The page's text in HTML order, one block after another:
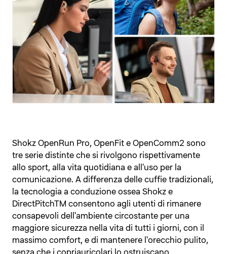
Shokz OpenRun Pro, OpenFit e OpenComm2 sono
tre serie distinte che si rivolgono rispettivamente
allo sport, alla vita quotidiana e all'uso per la
comunicazione. A differenza delle cuffie tradizionali,
la tecnologia a conduzione ossea Shokz e
DirectPitchTM consentono agli utenti di rimanere
consapevoli dell'ambiente circostante per una
maggiore sicurezza nella vita di tutti i giorni, con il
massimo comfort, e di mantenere l'orecchio pulito,